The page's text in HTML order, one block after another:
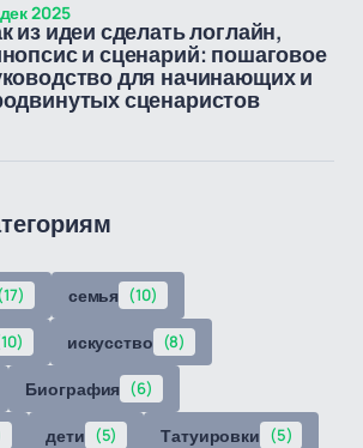
из идеи сделать логлайн,
и сценарий: пошаговое
для начинающих и
сценаристов
2025
семья (10)
искусство (8)
Биография (6)
дети (5) Татуировки (5)